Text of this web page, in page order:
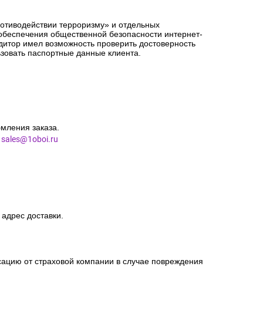
терроризму» и отдельных
общественной безопасности интернет-
имел возможность проверить достоверность
паспортные данные клиента.
заказа.
sales@1oboi.ru
доставки.
от страховой компании в случае повреждения